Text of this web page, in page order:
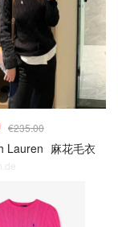
€235.00
Lauren 麻花毛衣